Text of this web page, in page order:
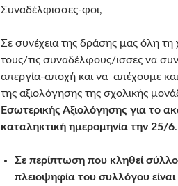
Συναδέλφισσες-φοι,
Σε συνέχεια της δράσης μας όλη
τους/τις συναδέλφους/ισσες να
απεργία-αποχή και να απέχουμε
της αξιολόγησης της σχολικής
Εσωτερικής Αξιολόγησης για το
καταληκτική ημερομηνία την 25/6.
Σε περίπτωση που κληθεί
πλειοψηφία του συλλόγου